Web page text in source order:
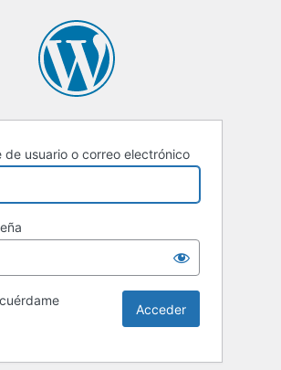
de usuario o correo electrónico